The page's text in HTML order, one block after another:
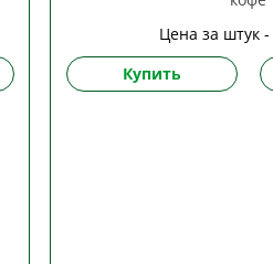
Цена за штук -
Купить